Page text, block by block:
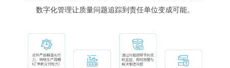
数字化管理让质量问题追踪到责任单位变成可能。